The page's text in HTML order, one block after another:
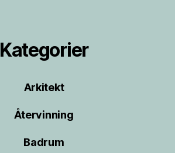
Kategorier
Arkitekt
Återvinning
Badrum